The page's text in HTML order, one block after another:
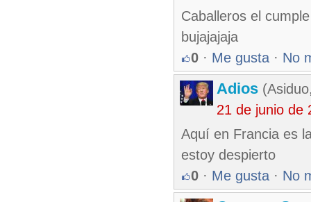
Caballeros el
bujajajaja
0 · Me gusta · No
Adios
21 de junio de
Aquí en Francia es
estoy despierto
0 · Me gusta · No